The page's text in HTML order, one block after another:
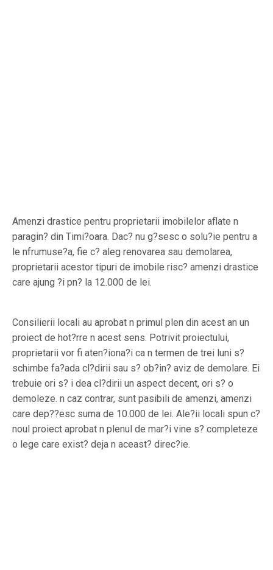
Amenzi drastice pentru proprietarii imobilelor aflate n
paragin? din Timi?oara. Dac? nu g?sesc o solu?ie pentru a
le nfrumuse?a, fie c? aleg renovarea sau demolarea,
proprietarii acestor tipuri de imobile risc? amenzi drastice
care ajung ?i pn? la 12.000 de lei.
Consilierii locali au aprobat n primul plen din acest an un
proiect de hot?rre n acest sens. Potrivit proiectului,
proprietarii vor fi aten?iona?i ca n termen de trei luni s?
schimbe fa?ada cl?dirii sau s? ob?in? aviz de demolare. Ei
trebuie ori s? i dea cl?dirii un aspect decent, ori s? o
demoleze. n caz contrar, sunt pasibili de amenzi, amenzi
care dep??esc suma de 10.000 de lei. Ale?ii locali spun c?
noul proiect aprobat n plenul de mar?i vine s? completeze
o lege care exist? deja n aceast? direc?ie.